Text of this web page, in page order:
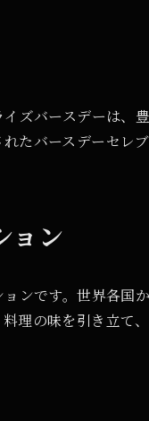
ズバースデーは、
たバースデーセレ
ョン
ンです。世界各国
理の味を引き立て